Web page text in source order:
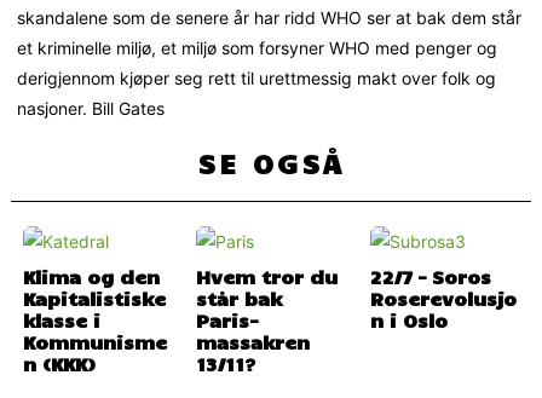
skandalene som de senere år har ridd WHO ser at bak dem står
et kriminelle miljø, et miljø som forsyner WHO med penger og
derigjennom kjøper seg rett til urettmessig makt over folk og
nasjoner. Bill Gates
SE OGSÅ
Klima og den
Kapitalistiske
klasse i
Kommunisme
n (KKK)
Hvem tror du
står bak
Paris-
massakren
13/11?
22/7 – Soros
Roserevolusjo
n i Oslo